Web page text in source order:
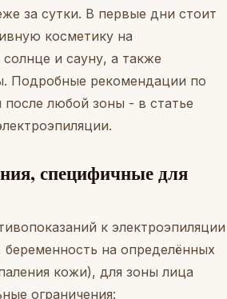
за сутки. В первые дни стоит
косметику на
и сауну, а также
Подробные рекомендации по
любой зоны - в статье
.
специфичные для
к электроэпиляции
беременность на определённых
кожи), для зоны лица
ограничения: